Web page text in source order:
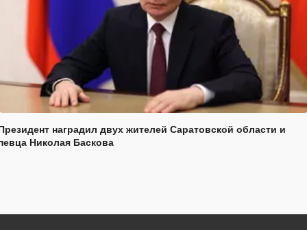
наградил двух жителей Саратовской области и
Николая Баскова